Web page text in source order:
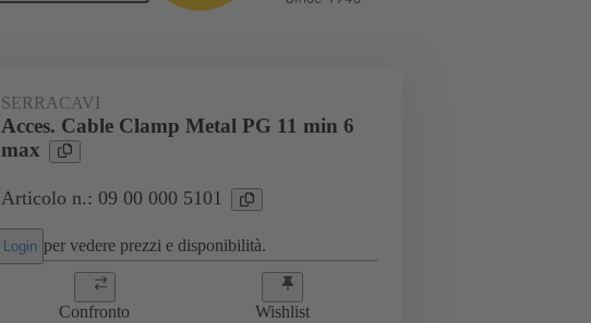
SERRACAVI
Acces. Cable Clamp Metal PG 11 min 6
max
Articolo n.: 09 00 000 5101
Login per vedere prezzi e disponibilità.
Confronto Wishlist